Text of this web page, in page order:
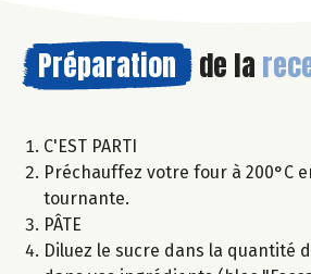
Préparation de la
C'EST PARTI
Préchauffez votre four à 200°C
tournante.
PÂTE
Diluez le sucre dans la quantité